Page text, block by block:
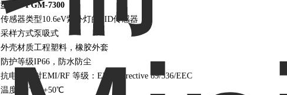
型号：PGM-7300
传感器类型10.6eV紫外灯的PID传感器
采样方式泵吸式
外壳材质工程塑料，橡胶外套
防护等级IP66，防水防尘
抗电磁辐射EMI/RF 等级：EMC Directive 89/336/EEC
温度-20℃ ~+50℃